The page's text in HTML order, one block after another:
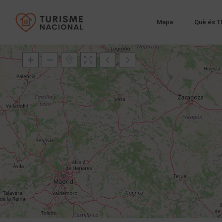
Mapa Què és